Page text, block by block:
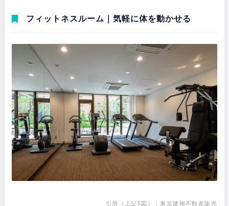
フィットネスルーム｜気軽に体を動かせる
引用（上記5図）：東京建物不動産販売